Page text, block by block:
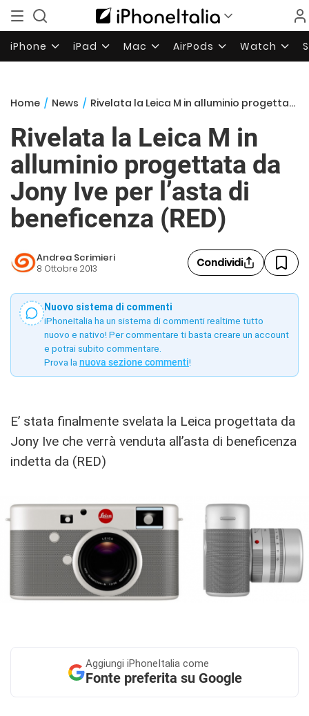
iPhone iPad Mac AirPods Watch
Home / News / Rivelata la Leica M in alluminio progettata da Jony Ive per l’asta di beneficenza (RED)
Rivelata la Leica M in
alluminio progettata da
Jony Ive per l’asta di
beneficenza (RED)
Andrea Scrimieri
8 Ottobre 2013 Condividi
Nuovo sistema di commenti
iPhoneItalia ha un sistema di commenti realtime tutto
nuovo e nativo! Per commentare ti basta creare un account
e potrai subito commentare.
Prova la nuova sezione commenti!
E’ stata finalmente svelata la Leica progettata da
Jony Ive che verrà venduta all’asta di beneficenza
indetta da (RED)
Aggiungi iPhoneItalia come
Fonte preferita su Google